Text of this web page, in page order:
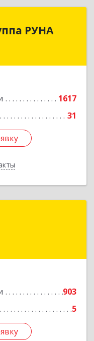
РУНА
1617
31
ул, дом №
903
5
пер, дом №